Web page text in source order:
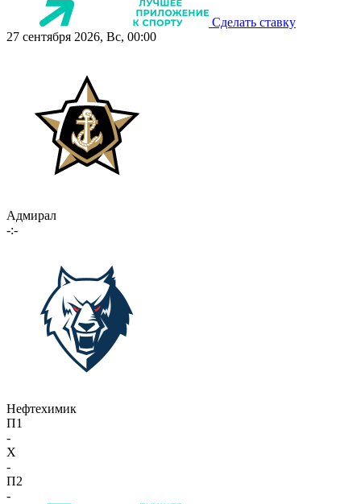
Сделать ставку
27 сентября 2026, Вс, 00:00
Адмирал
-:-
Нефтехимик
П1
-
X
-
П2
-